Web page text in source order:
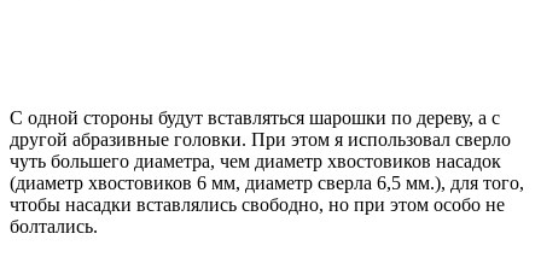
С одной стороны будут вставляться шарошки по дереву, а с
другой абразивные головки. При этом я использовал сверло
чуть большего диаметра, чем диаметр хвостовиков насадок
(диаметр хвостовиков 6 мм, диаметр сверла 6,5 мм.), для того,
чтобы насадки вставлялись свободно, но при этом особо не
болтались.